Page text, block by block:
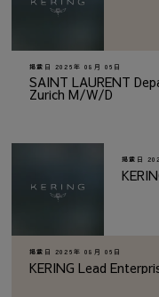
掲載日 2026年 08月 06日
SAINT LAURENT
Zurich M/W/D
掲載日
掲載日 2026年 08月 06日
KERING Lead